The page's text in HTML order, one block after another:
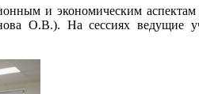
аспектам
О.В.). На сессиях ведущие